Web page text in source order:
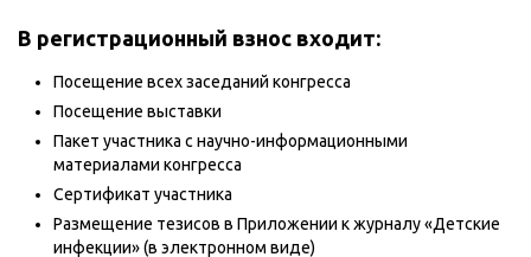
В регистрационный взнос входит:
Посещение всех заседаний конгресса
Посещение выставки
Пакет участника с научно-информационными
материалами конгресса
Сертификат участника
Размещение тезисов в Приложении к журналу «Детские
инфекции» (в электронном виде)